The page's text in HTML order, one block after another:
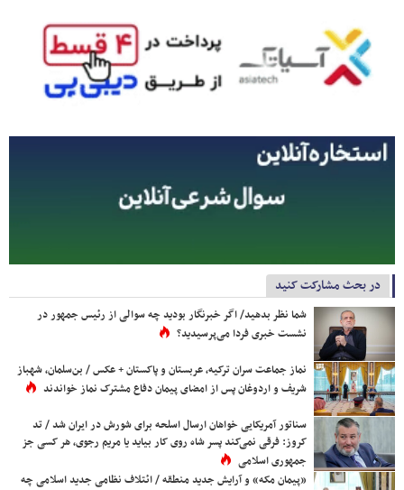
در بحث مشارکت کنید
شما نظر بدهید/ اگر خبرنگار بودید چه سوالی از رئیس جمهور در
نشست خبری فردا می‌پرسیدید؟
نماز جماعت سران ترکیه، عربستان و پاکستان + عکس / بن‌سلمان، شهباز
شریف و اردوغان پس از امضای پیمان دفاع مشترک نماز خواندند
سناتور آمریکایی خواهان ارسال اسلحه برای شورش در ایران شد / تد
کروز: فرقی نمی‌کند پسر شاه روی کار بیاید یا مریم رجوی، هر کسی جز
جمهوری اسلامی
«پیمان مکه» و آرایش جدید منطقه / ائتلاف نظامی جدید اسلامی چه